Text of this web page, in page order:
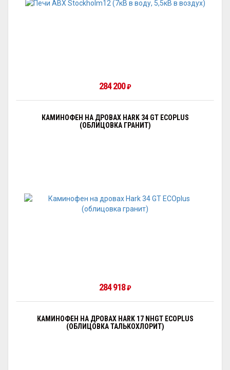
284 200₽
КАМИНОФЕН НА ДРОВАХ HARK 34 GT ECOPLUS
(ОБЛИЦОВКА ГРАНИТ)
284 918₽
КАМИНОФЕН НА ДРОВАХ HARK 17 NHGT ECOPLUS
(ОБЛИЦОВКА ТАЛЬКОХЛОРИТ)